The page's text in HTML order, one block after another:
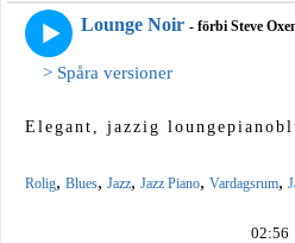
Lounge Noir - förbi Steve
> Spåra versioner
Elegant, jazzig
Rolig, Blues, Jazz, Jazz Piano, Vardagsrum,
02:56